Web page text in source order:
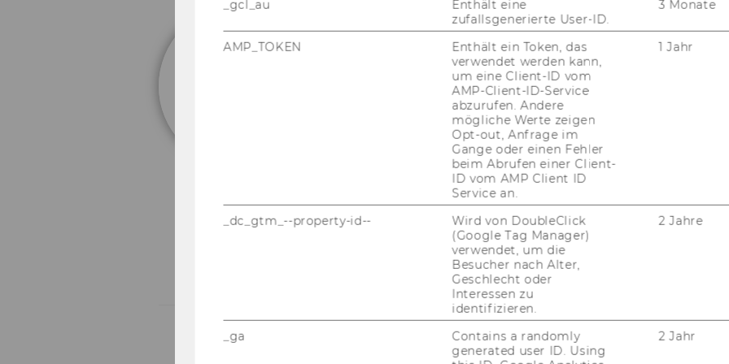
Christian Grünhaus
(ehm. Schober) Wissenschaftlicher Leiter,
Senior Researcher
Arbeits- und
Forschungsschwerpunkte: Evaluation, SROI-
Analysen, Finanzierung, Spendenverhalten,
Arbeitszufriedenheit und Motivation,
Altenpflege und –betreuung, Menschen mit
Behinderung bzw. Barrierefreiheit
christian.gruenhaus@wu.ac.at
+43 1 31336 5888
_gcl_au
Enthält eine
zufallsgenerierte User-ID.
3 Monate
AMP_TOKEN
Enthält ein Token, das
verwendet werden kann,
um eine Client-ID vom
AMP-Client-ID-Service
abzurufen. Andere
mögliche Werte zeigen
Opt-out, Anfrage im
Gange oder einen Fehler
beim Abrufen einer Client-
ID vom AMP Client ID
Service an.
1 Jahr
_dc_gtm_--property-id--
Wird von DoubleClick
(Google Tag Manager)
verwendet, um die
Besucher nach Alter,
Geschlecht oder
Interessen zu
identifizieren.
2 Jahre
_ga
Contains a randomly
generated user ID. Using
2 Jahr